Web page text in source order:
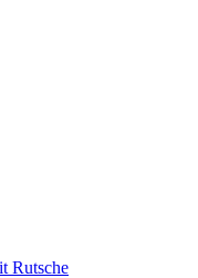
Rutsche